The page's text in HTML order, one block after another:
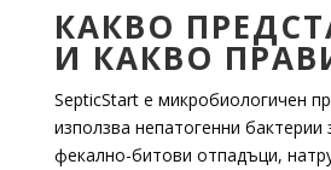
КАКВО
И КАКВО
SepticStart е микробиологичен
използва непатогенни бактерии
фекално-битови отпадъци,